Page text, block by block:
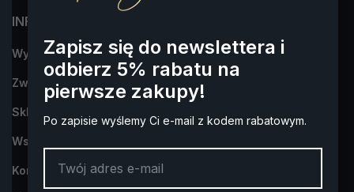
Zapisz się do newslettera i
odbierz 5% rabatu na
pierwsze zakupy!
Po zapisie wyślemy Ci e-mail z kodem rabatowym.
INFORMACJA
Wysyłka i płatności
Zwroty i reklamacje
Sklep Alkohol na Prezent- dowiedz się więcej o nas
Współpraca
Kontakt z nami